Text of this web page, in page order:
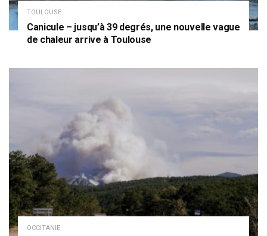
TOULOUSE
Canicule – jusqu’à 39 degrés, une nouvelle vague
de chaleur arrive à Toulouse
OCCITANIE